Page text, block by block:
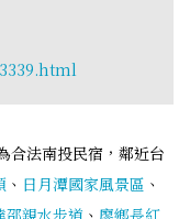
合法南投民宿，鄰近台
、 日月潭國家風景區 、
邵親水步道 、 廖鄉長紅